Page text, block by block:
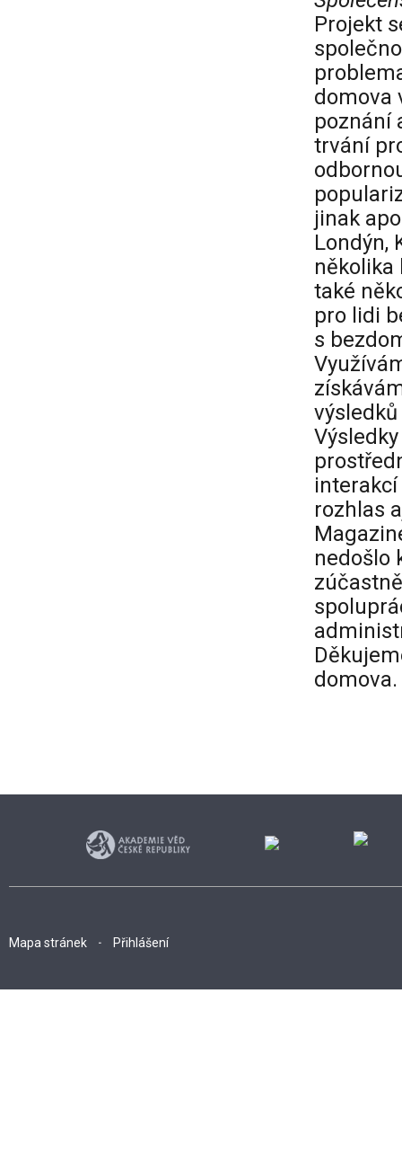
Projekt
domova
poznání
trvání
jinak
Londýn,
několika
také
pro lidi
s
interakcí
rozhlas
nedošlo
domova.
Mapa stránek Přihlášení